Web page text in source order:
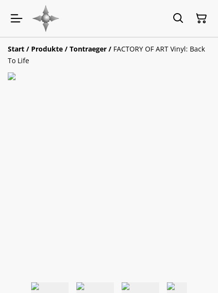
Start / Produkte / Tontraeger / FACTORY OF ART Vinyl: Back
To Life